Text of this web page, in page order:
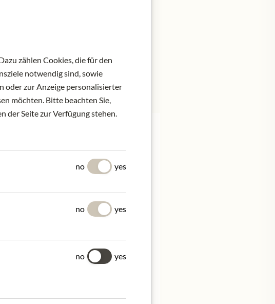
a "handmade" ethos, an expert
goods that encapsulate the
with extra virgin olive oil.
zählen Cookies, die für den
notwendig sind, sowie
oder zur Anzeige personalisierter
möchten. Bitte beachten Sie,
der Seite zur Verfügung stehen.
no yes
no
yes
no yes